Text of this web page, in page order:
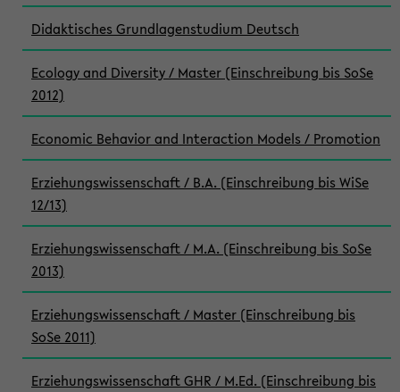
Didaktisches Grundlagenstudium Deutsch
Ecology and Diversity / Master (Einschreibung bis SoSe
2012)
Economic Behavior and Interaction Models / Promotion
Erziehungswissenschaft / B.A. (Einschreibung bis WiSe
12/13)
Erziehungswissenschaft / M.A. (Einschreibung bis SoSe
2013)
Erziehungswissenschaft / Master (Einschreibung bis
SoSe 2011)
Erziehungswissenschaft GHR / M.Ed. (Einschreibung bis